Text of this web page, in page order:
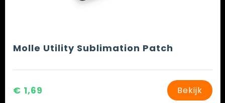
Molle Utility Sublimation Patch
€ 1,69 Bekijk